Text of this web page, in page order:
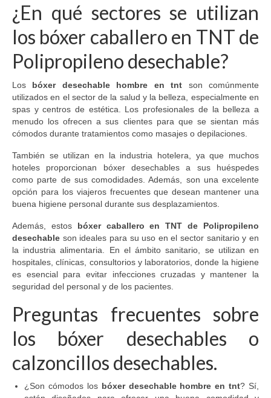
¿En qué sectores se utilizan
los bóxer caballero en TNT de
Polipropileno desechable?
Los bóxer desechable hombre en tnt son comúnmente
utilizados en el sector de la salud y la belleza, especialmente en
spas y centros de estética. Los profesionales de la belleza a
menudo los ofrecen a sus clientes para que se sientan más
cómodos durante tratamientos como masajes o depilaciones.
También se utilizan en la industria hotelera, ya que muchos
hoteles proporcionan bóxer desechables a sus huéspedes
como parte de sus comodidades. Además, son una excelente
opción para los viajeros frecuentes que desean mantener una
buena higiene personal durante sus desplazamientos.
Además, estos bóxer caballero en TNT de Polipropileno
desechable son ideales para su uso en el sector sanitario y en
la industria alimentaria. En el ámbito sanitario, se utilizan en
hospitales, clínicas, consultorios y laboratorios, donde la higiene
es esencial para evitar infecciones cruzadas y mantener la
seguridad del personal y de los pacientes.
Preguntas frecuentes sobre
los bóxer desechables o
calzoncillos desechables.
¿Son cómodos losbóxer desechable hombre en tnt? Sí,